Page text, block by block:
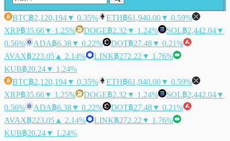
BTC฿2,120,194▼ 0.35% ETH฿61,940.00▼ 0.59%
XRP฿35.66▼ 1.25% DOGE฿2.32 ▼ 1.24% SOL฿2,442.04▼
0.56%
ADA฿6.38▼ 0.22% DOT฿27.48▼ 0.21%
AVAX฿223.05 ▲ 2.14% LINK฿272.22 ▼ 1.76%
KUB฿20.24▼ 1.24%
BTC฿2,120,194▼ 0.35% ETH฿61,940.00▼ 0.59%
XRP฿35.66▼ 1.25% DOGE฿2.32 ▼ 1.24% SOL฿2,442.04▼
0.56%
ADA฿6.38▼ 0.22% DOT฿27.48▼ 0.21%
AVAX฿223.05 ▲ 2.14% LINK฿272.22 ▼ 1.76%
KUB฿20.24▼ 1.24%